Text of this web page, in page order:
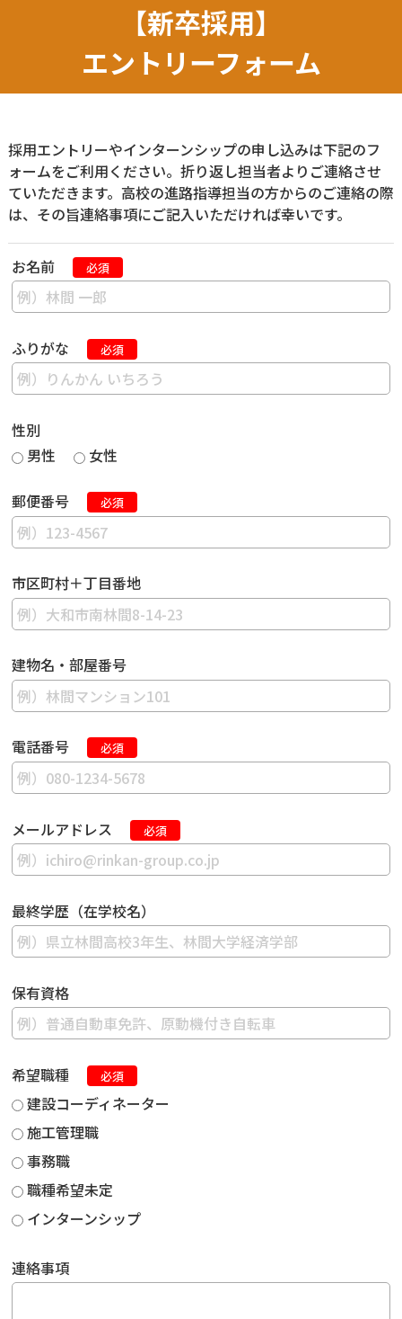
【新卒採用】
エントリーフォーム
採用エントリーやインターンシップの申し込みは下記のフ
ォームをご利用ください。折り返し担当者よりご連絡させ
ていただきます。高校の進路指導担当の方からのご連絡の際
は、その旨連絡事項にご記入いただければ幸いです。
お名前 必須
ふりがな 必須
性別
男性
女性
郵便番号 必須
市区町村＋丁目番地
建物名・部屋番号
電話番号 必須
メールアドレス 必須
最終学歴（在学校名）
保有資格
希望職種 必須
建設コーディネーター
施工管理職
事務職
職種希望未定
インターンシップ
連絡事項